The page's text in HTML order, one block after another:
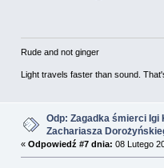
Rude and not ginger
Light travels faster than sound.
Odp: Zagadka śmierci
Zachariasza
« Odpowiedź #7 dnia: 08 Lutego